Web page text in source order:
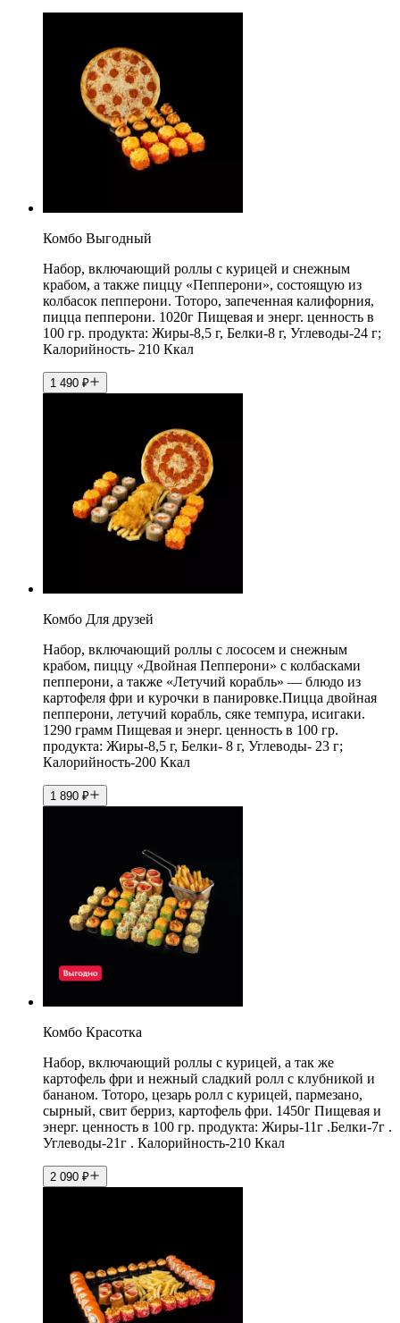
Комбо Выгодный
Набор, включающий роллы с курицей и снежным
крабом, а также пиццу «Пепперони», состоящую из
колбасок пепперони. Тоторо, запеченная калифорния,
пицца пепперони. 1020г Пищевая и энерг. ценность в
100 гр. продукта: Жиры-8,5 г, Белки-8 г, Углеводы-24 г;
Калорийность- 210 Ккал
1 490 ₽
Комбо Для друзей
Набор, включающий роллы с лососем и снежным
крабом, пиццу «Двойная Пепперони» с колбасками
пепперони, а также «Летучий корабль» — блюдо из
картофеля фри и курочки в панировке.Пицца двойная
пепперони, летучий корабль, сяке темпура, исигаки.
1290 грамм Пищевая и энерг. ценность в 100 гр.
продукта: Жиры-8,5 г, Белки- 8 г, Углеводы- 23 г;
Калорийность-200 Ккал
1 890 ₽
Комбо Красотка
Набор, включающий роллы с курицей, а так же
картофель фри и нежный сладкий ролл с клубникой и
бананом. Тоторо, цезарь ролл с курицей, пармезано,
сырный, свит берриз, картофель фри. 1450г Пищевая и
энерг. ценность в 100 гр. продукта: Жиры-11г .Белки-7г .
Углеводы-21г . Калорийность-210 Ккал
2 090 ₽